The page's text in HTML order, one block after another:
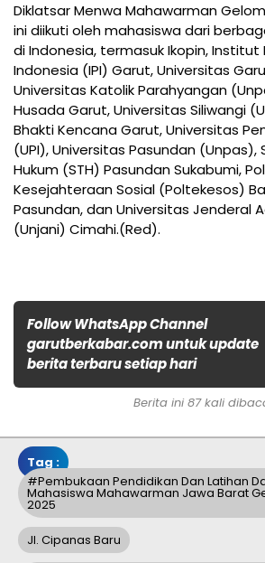
Diklatsar Menwa Mahawarman
ini diikuti oleh mahasiswa dari
di Indonesia, termasuk Ikopin, Institut
Indonesia (IPI) Garut, Universitas
Universitas Katolik Parahyangan
Husada Garut, Universitas Siliwangi
Bhakti Kencana Garut, Universitas
(UPI), Universitas Pasundan (Unpas),
Hukum (STH) Pasundan Sukabumi,
Kesejahteraan Sosial (Poltekesos)
Pasundan, dan Universitas Jenderal
(Unjani) Cimahi.(Red).
Follow WhatsApp Channel
garutberkabar.com untuk update
berita terbaru setiap hari
Berita ini 87 kali
Tag :
#Pembukaan Pendidikan Dan Latihan
Mahasiswa Mahawarman Jawa Barat
2025
Jl. Cipanas Baru